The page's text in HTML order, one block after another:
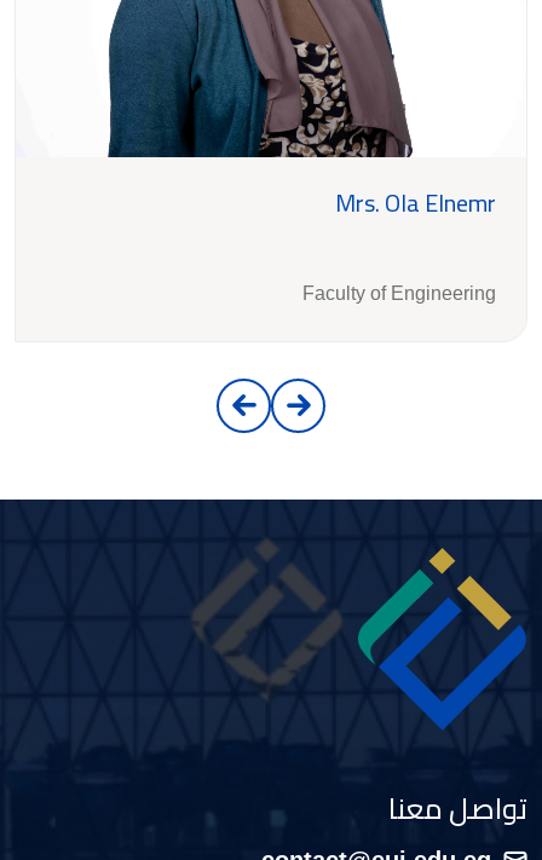
Mrs. Ola Elnemr
Faculty of Engineering
تواصل معنا